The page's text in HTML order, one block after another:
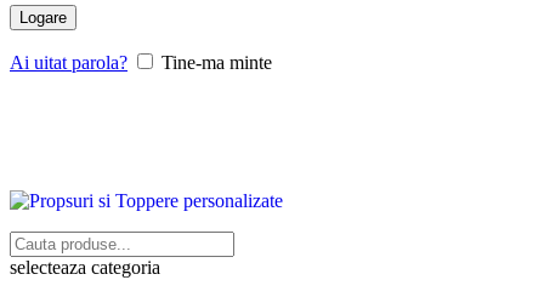
Logare
Ai uitat parola? Tine-ma minte
selecteaza categoria